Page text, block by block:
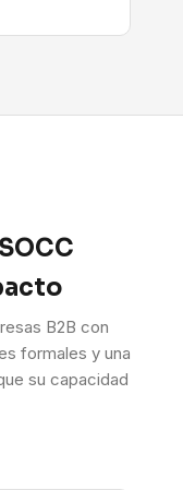
B2B con
formales y una
su capacidad